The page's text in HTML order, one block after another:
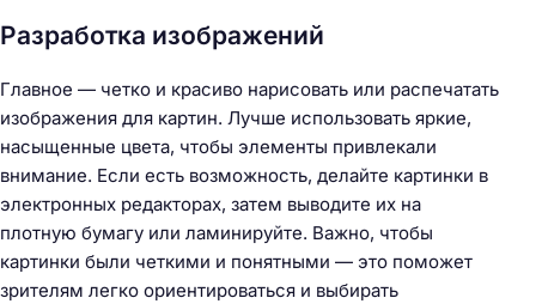
Разработка изображений
Главное — четко и красиво нарисовать или распечатать
изображения для картин. Лучше использовать яркие,
насыщенные цвета, чтобы элементы привлекали
внимание. Если есть возможность, делайте картинки в
электронных редакторах, затем выводите их на
плотную бумагу или ламинируйте. Важно, чтобы
картинки были четкими и понятными — это поможет
зрителям легко ориентироваться и выбирать